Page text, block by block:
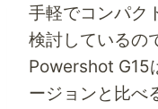
手軽でコンパク
検討しているの
Powershot G15
ージョンと比べ